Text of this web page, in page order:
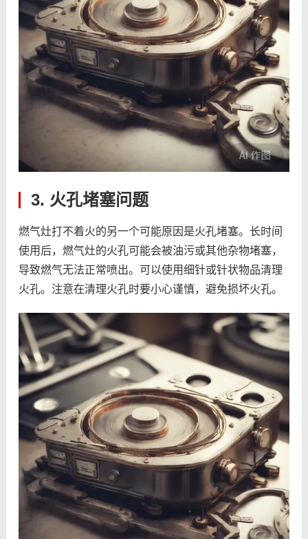
3. 火孔堵塞问题
燃气灶打不着火的另一个可能原因是火孔堵塞。长时间
使用后，燃气灶的火孔可能会被油污或其他杂物堵塞，
导致燃气无法正常喷出。可以使用细针或针状物品清理
火孔。注意在清理火孔时要小心谨慎，避免损坏火孔。